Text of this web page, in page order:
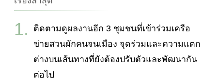
ติดตามดูผลงานอีก 3 ชุมชนที่เข้าร่วมเครือ
ข่ายสวนผักคนจนเมือง จุดร่วมและความแตก
ต่างบนเส้นทางที่ยังต้องปรับตัวและพัฒนากัน
ต่อไป